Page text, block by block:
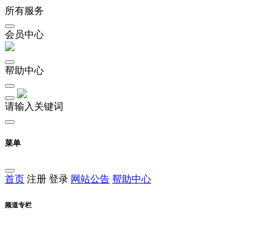
所有服务
会员中心
帮助中心
请输入关键词
菜单
首页 注册 登录 网站公告 帮助中心
频道专栏